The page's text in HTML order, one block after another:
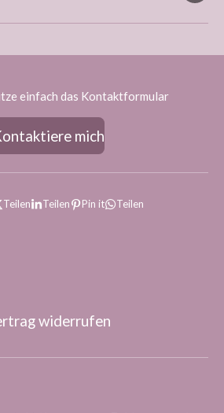
einfach das Kontaktformular
mich
Teilen Teilen Pin it Teilen
widerrufen